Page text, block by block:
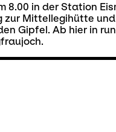
8.00 in der Station
zur Mittellegihütte
Gipfel. Ab hier in